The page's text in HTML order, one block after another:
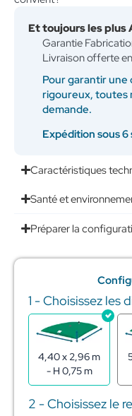
Et toujours les plus
Garantie
Livraison offerte
Pour garantir
rigoureux, toutes
demande.
Expédition sous 6
Caractéristiques
Santé et
Préparer la
1 - Choisissez les
4,40 x 2,96 m
- H 0,75 m
2 - Choisissez le
quantité
de
Citerne
souple
pour
stockage
de
l'eau
6m3